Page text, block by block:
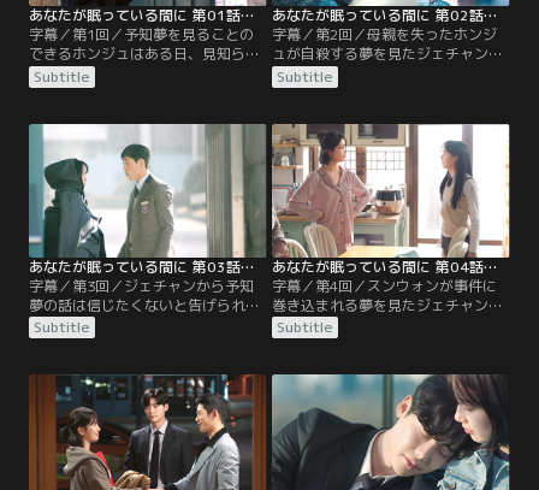
あなたが眠っている間に 第01話／字幕
字幕／第1回／予知夢を見ることの
できるホンジュはある日、見知らぬ
男性を抱き締める夢を見て目を覚ま
す。その直後、夢で見た男が向かい
赴任となった新人検事のジェチャン
だった。ホンジュは動揺し、挨拶に
来たジェチャンを冷たく追い返す。
一方、初出勤したジェチャンは高校
時代の家庭教師だった弁護士のユボ
ムと再会し、昔の苦い記憶を…。
Subtitle
あなたが眠っている間に 第02話／字幕
字幕／第2回／母親を失ったホンジ
ュが自殺する夢を見たジェチャン。
夢とは分かりつつ、彼女に忠告する
も変人扱いされる。しかし次々と夢
たジェチャンは、彼女を救おうと決
意。その頃、助言を無視したホンジ
ュは、ユボムの運転する車で交通事
故に遭遇する。だが、その事故はジ
ェチャンが“悲劇”を防ごうとわざと
起こしたものだった。
Subtitle
あなたが眠っている間に 第03話／字幕
字幕／第3回／ジェチャンから予知
夢の話は信じたくないと告げられ、
今後は関わる気がないと突き放され
たホンジュ。そんな中、ジェチャン
ユンが父親の家庭内暴力に悩み、母
を救うために恐ろしいことを企てて
いることを知る。同じ頃ジェチャン
はユボムの顧客であるパクの暴行事
件を早く処理するよう、ユボムから
迫られていた。
Subtitle
あなたが眠っている間に 第04話／字幕
字幕／第4回／スンウォンが事件に
巻き込まれる夢を見たジェチャンと
ホンジュ。2人は互いの夢からソユ
ンのマンションを割り出し、スンウ
が、ジェチャンはスンウォンに失望
したと言われ…。一方、警察官のウ
タクはうたた寝中に見た夢と現実の
一致に驚きながら、ホンジュを手助
けする。家を出たソユンの母親はホ
ンジュの家に泊まることに…。
Subtitle